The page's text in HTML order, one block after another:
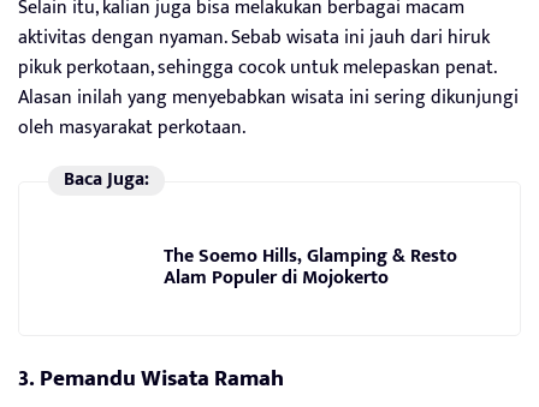
Selain itu, kalian juga bisa melakukan berbagai macam
aktivitas dengan nyaman. Sebab wisata ini jauh dari hiruk
pikuk perkotaan, sehingga cocok untuk melepaskan penat.
Alasan inilah yang menyebabkan wisata ini sering dikunjungi
oleh masyarakat perkotaan.
Baca Juga:
The Soemo Hills, Glamping & Resto
Alam Populer di Mojokerto
3. Pemandu Wisata Ramah